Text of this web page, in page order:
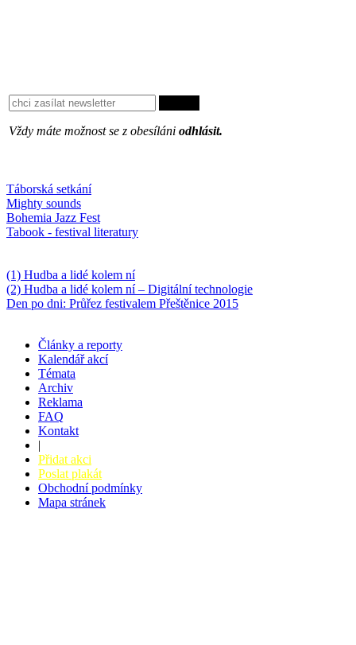
Vždy máte možnost se z obesíláni odhlásit.
Táborská setkání
Mighty sounds
Bohemia Jazz Fest
Tabook - festival literatury
(1) Hudba a lidé kolem ní
(2) Hudba a lidé kolem ní – Digitální technologie
Den po dni: Průřez festivalem Přeštěnice 2015
Články a reporty
Kalendář akcí
Témata
Archiv
Reklama
FAQ
Kontakt
|
Přidat akci
Poslat plakát
Obchodní podmínky
Mapa stránek